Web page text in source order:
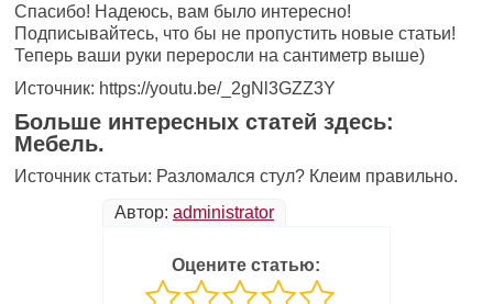
Спасибо! Надеюсь, вам было интересно!
Подписывайтесь, что бы не пропустить новые статьи!
Теперь ваши руки переросли на сантиметр выше)
Источник: https://youtu.be/_2gNl3GZZ3Y
Больше интересных статей здесь:
Мебель.
Источник статьи: Разломался стул? Клеим правильно.
Автор: administrator
Оцените статью: